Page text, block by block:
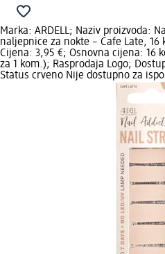
Marka: ARDELL; Naziv proizvoda:
naljepnice za nokte – Cafe Late, 16
Cijena: 3,95 €; Osnovna cijena: 16
za 1 kom.); Rasprodaja Logo;
Status crveno Nije dostupno za